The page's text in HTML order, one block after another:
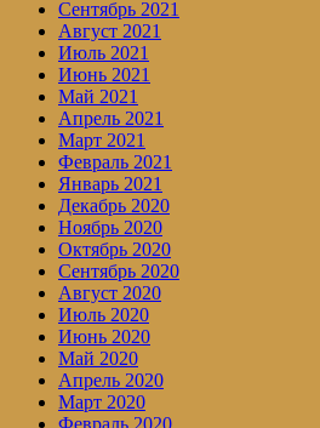
Сентябрь 2021
Август 2021
Июль 2021
Июнь 2021
Май 2021
Апрель 2021
Март 2021
Февраль 2021
Январь 2021
Декабрь 2020
Ноябрь 2020
Октябрь 2020
Сентябрь 2020
Август 2020
Июль 2020
Июнь 2020
Май 2020
Апрель 2020
Март 2020
Февраль 2020